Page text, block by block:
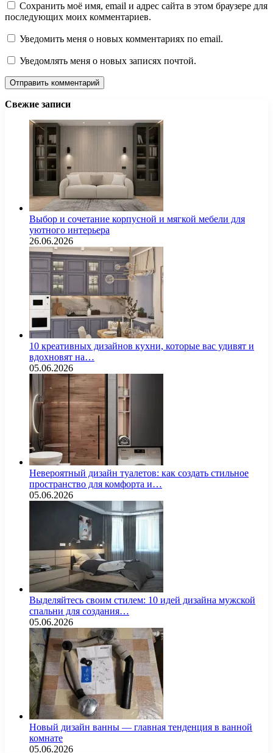
Сохранить моё имя, email и адрес сайта в этом браузере для
последующих моих комментариев.
Уведомить меня о новых комментариях по email.
Уведомлять меня о новых записях почтой.
Свежие записи
Выбор и сочетание корпусной и мягкой мебели для
уютного интерьера
26.06.2026
10 креативных дизайнов кухни, которые вас удивят и
вдохновят на…
05.06.2026
Невероятный дизайн туалетов: как создать стильное
пространство для комфорта и…
05.06.2026
Выделяйтесь своим стилем: 10 идей дизайна мужской
спальни для создания…
05.06.2026
Новый дизайн ванны — главная тенденция в ванной
комнате
05.06.2026